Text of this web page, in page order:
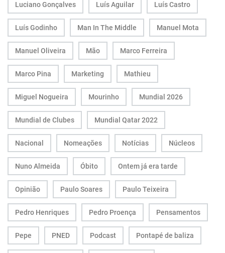
Luciano Gonçalves Luís Aguilar Luís Castro
Luís Godinho Man In The Middle Manuel Mota
Manuel Oliveira Mão Marco Ferreira
Marco Pina Marketing Mathieu
Miguel Nogueira Mourinho Mundial 2026
Mundial de Clubes Mundial Qatar 2022
Nacional Nomeações Notícias Núcleos
Nuno Almeida Óbito Ontem já era tarde
Opinião Paulo Soares Paulo Teixeira
Pedro Henriques Pedro Proença Pensamentos
Pepe PNED Podcast Pontapé de baliza